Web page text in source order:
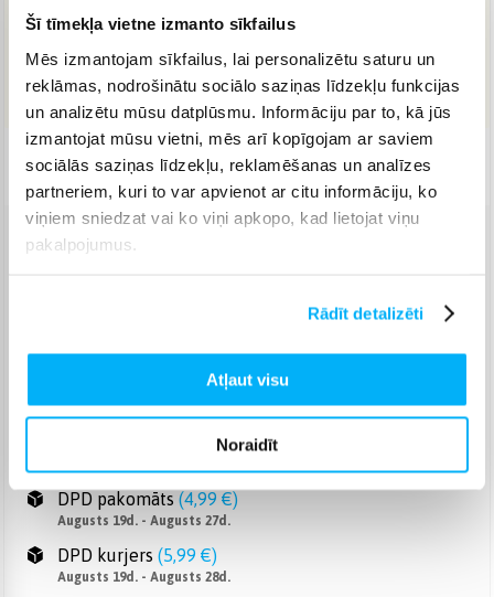
Šī tīmekļa vietne izmanto sīkfailus
Mēs izmantojam sīkfailus, lai personalizētu saturu un
reklāmas, nodrošinātu sociālo saziņas līdzekļu funkcijas
un analizētu mūsu datplūsmu. Informāciju par to, kā jūs
izmantojat mūsu vietni, mēs arī kopīgojam ar saviem
sociālās saziņas līdzekļu, reklamēšanas un analīzes
partneriem, kuri to var apvienot ar citu informāciju, ko
viņiem sniedzat vai ko viņi apkopo, kad lietojat viņu
pakalpojumus.
Rādīt detalizēti
Atļaut visu
Noraidīt
13,68 €
IELIKT GROZĀ
Piegāde: 7-14 d.d.
Venipak pakomāts
Augusts 19d. - Augusts 28d.
(3,99 €)
Augusts 19d. - Augusts 27d.
Smartposti pakomāts (2,99 €
DPD pakomāts (4,99 €)
Augusts 19d. - Augusts 27d.
DPD kurjers (5,99 €)
Augusts 19d. - Augusts 28d.